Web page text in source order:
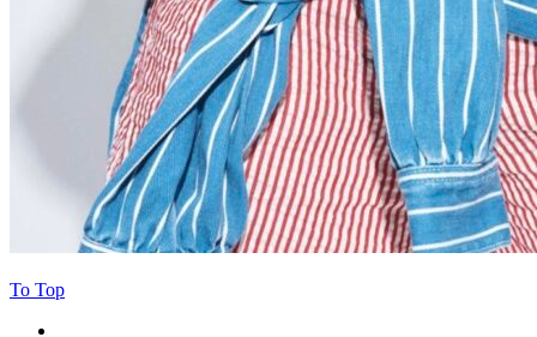
To Top